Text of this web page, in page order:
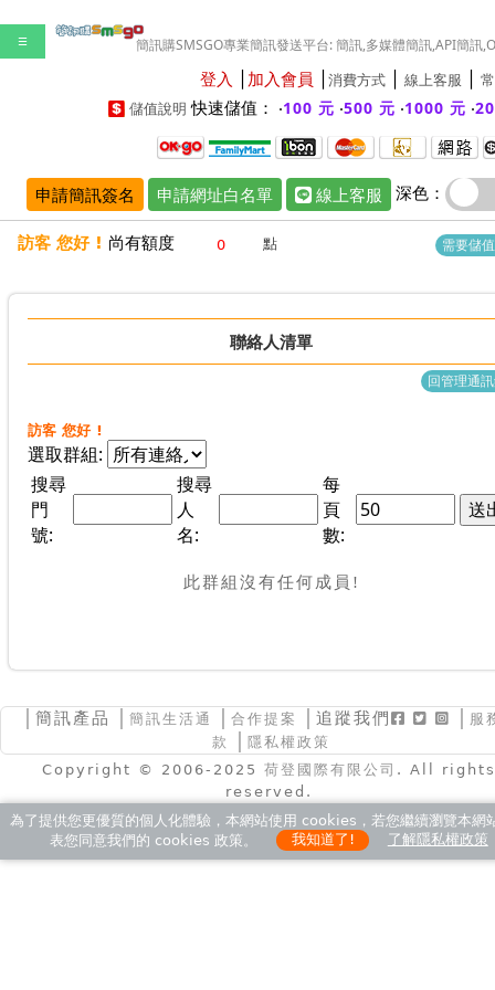
☰ 簡訊購SMSGO專業簡訊發送平台: 簡訊,多媒體簡訊,API簡訊
登入 加入會員 消費方式 線上客服
儲值說明 快速儲值： ‧100 元 ‧500 元 ‧1000 元 ‧
申請簡訊簽名 申請網址白名單 線上客服 深色：
訪客 您好 ! 尚有額度 點 需要儲
聯絡人清單
回管理通
訪客 您好 !
選取群組:
搜尋
門
號:
搜尋
人
名:
每
頁
數:
此群組沒有任何成員!
簡訊產品 簡訊生活通 合作提案 │追蹤我們
服
款
隱私權政策
Copyright © 2006-2025 荷登國際有限公司 . All rights
reserved.
為了提供您更優質的個人化體驗，本網站使用 cookies，若您繼續瀏覽本網
表您同意我們的 cookies 政策。
我知道了! 了解隱私權政策